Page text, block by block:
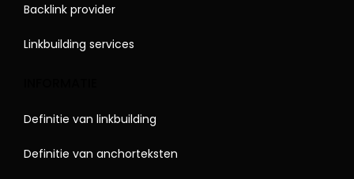
Backlink provider
Linkbuilding services
Definitie van linkbuilding
Definitie van anchorteksten